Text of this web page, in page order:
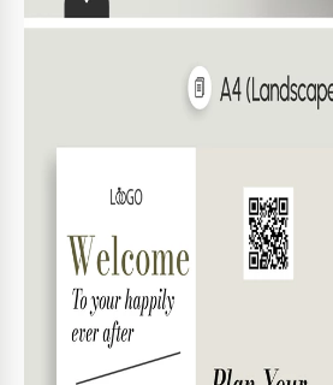
Seis painéis de folheto
Seções de preços e pacotes
Informações de contato e links
FOLHETOS E PANFLETO DICAS
Personalize as cores para
Substitua as imagens por fotos
Destaque características únicas